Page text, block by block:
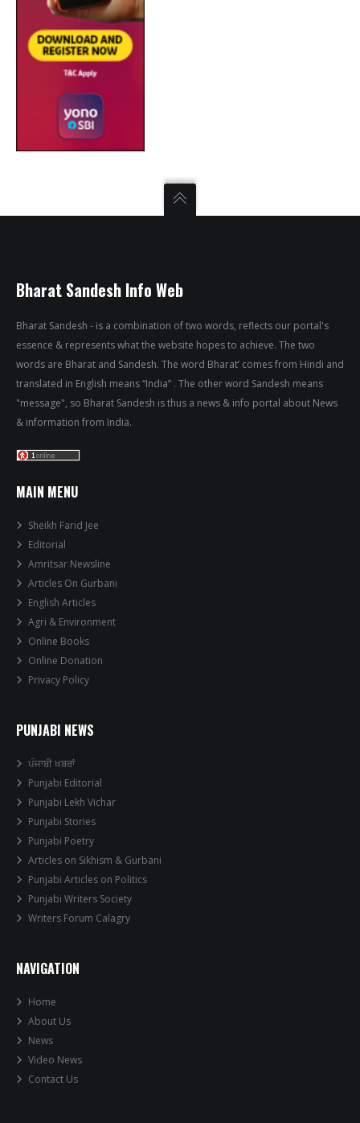
Bharat Sandesh Info Web
Bharat Sandesh - is a combination of two words, reflects our portal's
essence & represents what the website hopes to achieve. The two
words are Bharat and Sandesh. The word Bharat’ comes from Hindi and
translated in English means “India” . The other word Sandesh means
"message", so Bharat Sandesh is thus a news & info portal about News
& information from India.
MAIN MENU
Sheikh Farid Jee
Editorial
Amritsar Newsline
Articles On Gurbani
English Articles
Agri & Environment
Online Books
Online Donation
Privacy Policy
PUNJABI NEWS
ਪੰਜਾਬੀ ਖਬਰਾਂ
Punjabi Editorial
Punjabi Lekh Vichar
Punjabi Stories
Punjabi Poetry
Articles on Sikhism & Gurbani
Punjabi Articles on Politics
Punjabi Writers Society
Writers Forum Calagry
NAVIGATION
Home
About Us
News
Video News
Contact Us